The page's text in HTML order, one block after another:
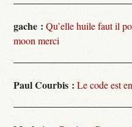
gache : Qu’elle huile faut il
moon merci
Paul Courbis : Le code est